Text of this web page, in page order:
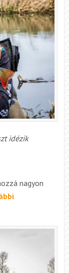
idézik
nagyon